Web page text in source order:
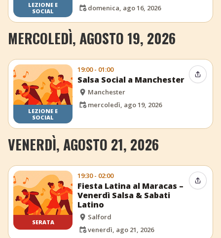
LEZIONE E
SOCIAL
domenica, ago 16, 2026
MERCOLEDÌ, AGOSTO 19, 2026
LEZIONE E
SOCIAL
19:00 - 01:00
Salsa Social a Manchester
Manchester
mercoledì, ago 19, 2026
VENERDÌ, AGOSTO 21, 2026
SERATA
19:30 - 02:00
Fiesta Latina al Maracas –
Venerdì Salsa & Sabati
Latino
Salford
venerdì, ago 21, 2026